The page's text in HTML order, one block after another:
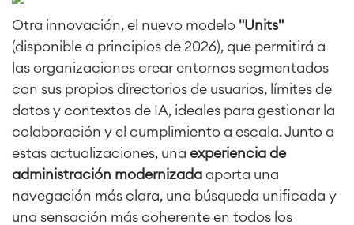
Otra innovación, el nuevo modelo "Units"
(disponible a principios de 2026), que permitirá a
las organizaciones crear entornos segmentados
con sus propios directorios de usuarios, límites de
datos y contextos de IA, ideales para gestionar la
colaboración y el cumplimiento a escala. Junto a
estas actualizaciones, una experiencia de
administración modernizada aporta una
navegación más clara, una búsqueda unificada y
una sensación más coherente en todos los